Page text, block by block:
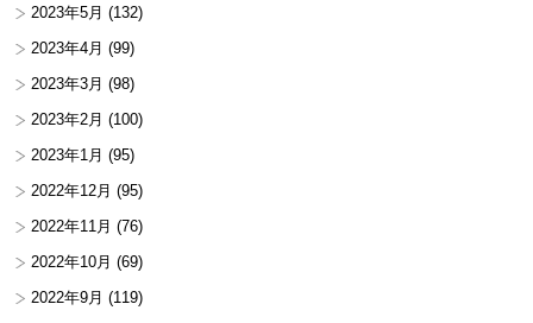
2023年5月 (132)
2023年4月 (99)
2023年3月 (98)
2023年2月 (100)
2023年1月 (95)
2022年12月 (95)
2022年11月 (76)
2022年10月 (69)
2022年9月 (119)